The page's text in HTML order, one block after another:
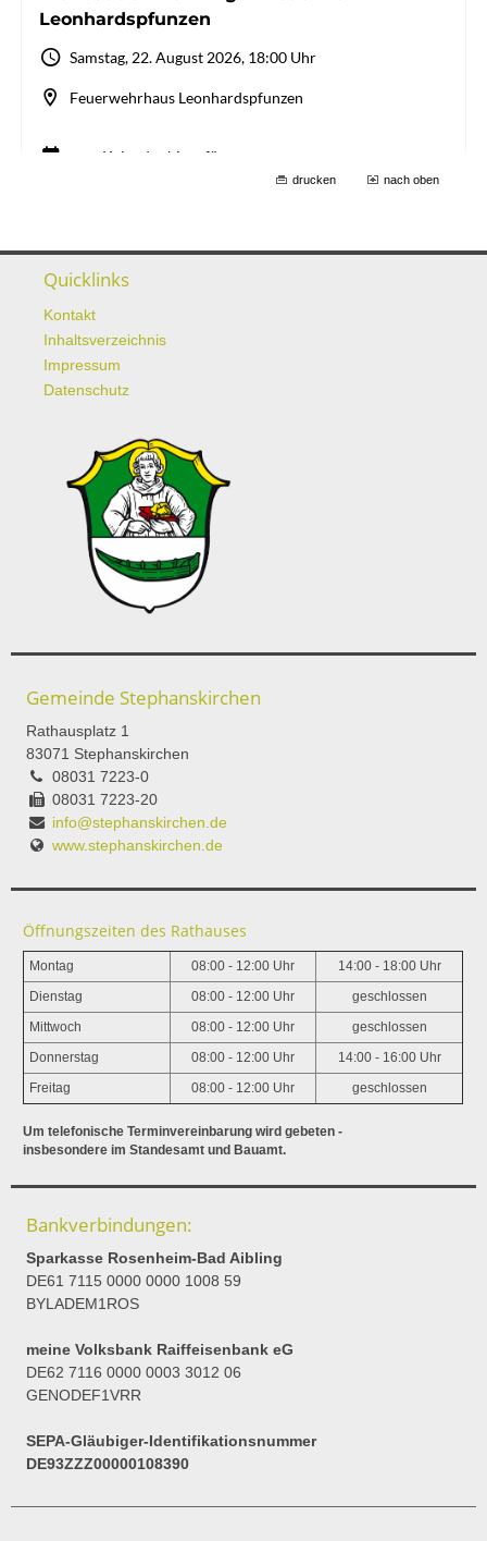
drucken nach oben
Quicklinks
Kontakt
Inhaltsverzeichnis
Impressum
Datenschutz
Gemeinde Stephanskirchen
Rathausplatz 1
83071 Stephanskirchen
08031 7223-0
08031 7223-20
info@stephanskirchen.de
www.stephanskirchen.de
Öffnungszeiten des Rathauses
Montag 08:00 - 12:00 Uhr 14:00 - 18:00 Uhr
Dienstag 08:00 - 12:00 Uhr geschlossen
Mittwoch 08:00 - 12:00 Uhr geschlossen
Donnerstag 08:00 - 12:00 Uhr 14:00 - 16:00 Uhr
Freitag 08:00 - 12:00 Uhr geschlossen
Um telefonische Terminvereinbarung wird gebeten -
insbesondere im Standesamt und Bauamt.
Bankverbindungen:
Sparkasse Rosenheim-Bad Aibling
DE61 7115 0000 0000 1008 59
BYLADEM1ROS
meine Volksbank Raiffeisenbank eG
DE62 7116 0000 0003 3012 06
GENODEF1VRR
SEPA-Gläubiger-Identifikationsnummer
DE93ZZZ00000108390